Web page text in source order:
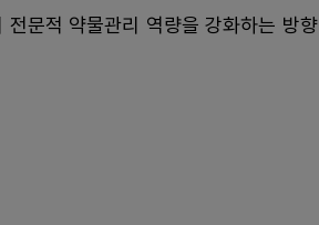
문적 약물관리 역량을 강화하는 방향